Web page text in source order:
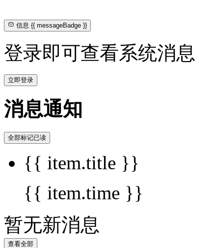
信息{{ messageBadge }}
登录即可查看系统消息
立即登录
消息通知
全部标记已读
{{ item.title }}
{{ item.time }}
暂无新消息
查看全部